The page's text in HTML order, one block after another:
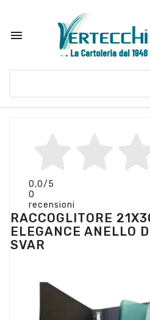

0,0/5
0
recensioni
RACCOGLITORE
ELEGANCE ANELLO
SVAR